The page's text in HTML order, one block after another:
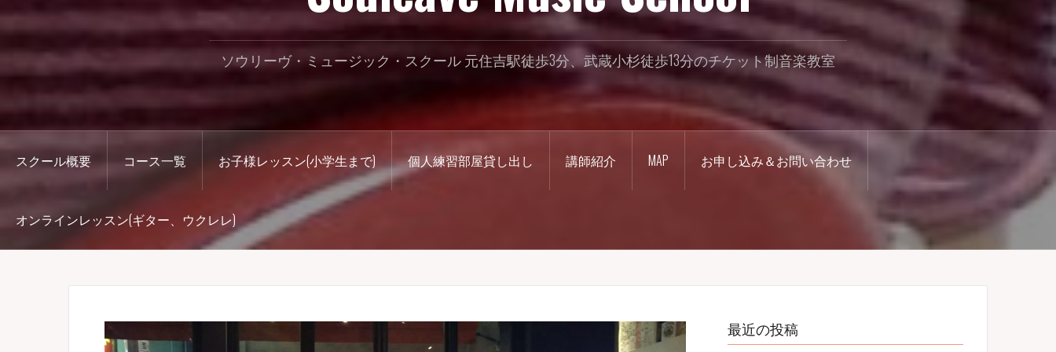
ソウリーヴ・ミュージック・スクール 元住吉駅徒歩3分、武蔵小杉徒歩13分のチケット制音楽教室
スクール概要 コース一覧 お子様レッスン(小学生まで) 個人練習部屋貸し出し 講師紹介 MAP お申し込み＆お問い合わせ
オンラインレッスン(ギター、ウクレレ)
最近の投稿